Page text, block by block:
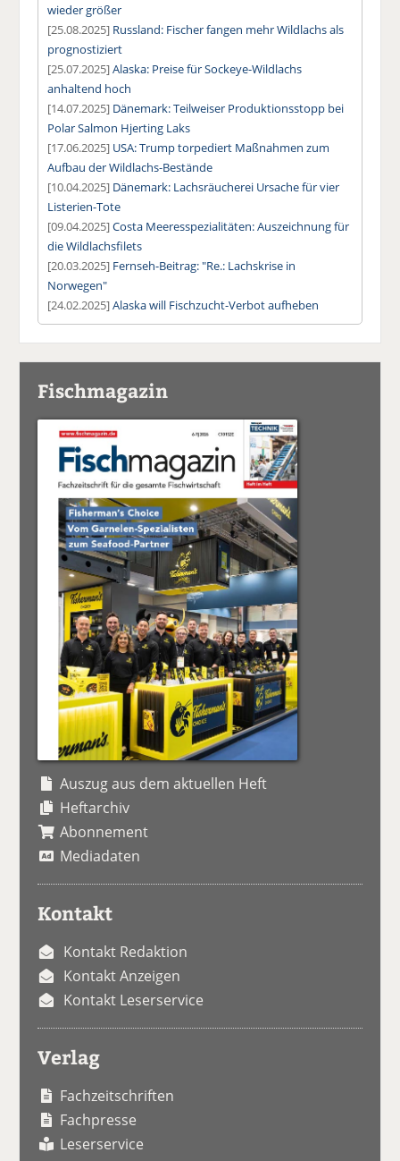
wieder größer
[25.08.2025] Russland: Fischer fangen mehr Wildlachs als
prognostiziert
[25.07.2025]Alaska: Preise für Sockeye-Wildlachs
anhaltend hoch
[14.07.2025] Dänemark: Teilweiser Produktionsstopp bei
Polar Salmon Hjerting Laks
[17.06.2025] USA: Trump torpediert Maßnahmen zum
Aufbau der Wildlachs-Bestände
[10.04.2025] Dänemark: Lachsräucherei Ursache für vier
Listerien-Tote
[09.04.2025]Costa Meeresspezialitäten: Auszeichnung für
die Wildlachsfilets
[20.03.2025] Fernseh-Beitrag: "Re.: Lachskrise in
Norwegen"
[24.02.2025]Alaska will Fischzucht-Verbot aufheben
Fischmagazin
Auszug aus dem aktuellen Heft
Heftarchiv
Abonnement
Mediadaten
Kontakt
Kontakt Redaktion
Kontakt Anzeigen
Kontakt Leserservice
Verlag
Fachzeitschriften
Fachpresse
Leserservice